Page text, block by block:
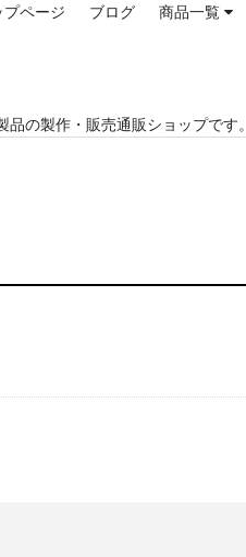
プページ ブログ 商品一覧
の製作・販売通販ショップです。